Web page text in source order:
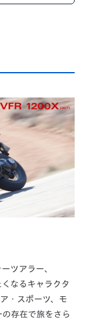
ツアラー、
なるキャラクタ
・スポーツ、モ
存在で旅をさら